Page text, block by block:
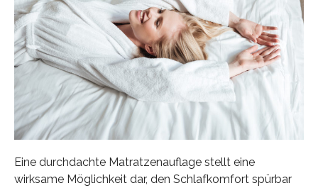
Eine durchdachte Matratzenauflage stellt eine
wirksame Möglichkeit dar, den Schlafkomfort spürbar